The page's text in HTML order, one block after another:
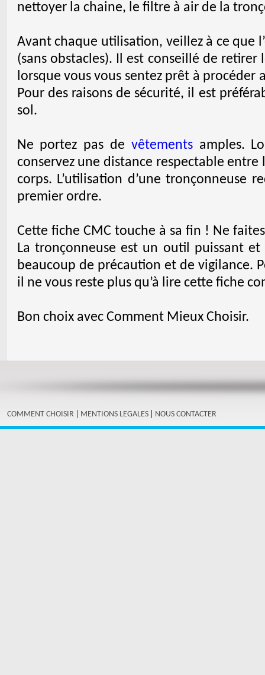
nettoyer la chaine, le filtre à air de la
Avant chaque utilisation, veillez à ce que
(sans obstacles). Il est conseillé de
lorsque vous vous sentez prêt à procéder
Pour des raisons de sécurité, il est
sol.
Ne portez pas de vêtementsamples.
conservez une distance respectable
corps. L’utilisation d’une tronçonneuse
premier ordre.
Cette fiche CMC touche à sa fin ! Ne
La tronçonneuse est un outil puissant
beaucoup de précaution et de vigilance.
il ne vous reste plus qu’à lire cette fiche
Bon choix avec Comment Mieux Choisir.
COMMENT CHOISIR | MENTIONS LEGALES | NOUS CONTACTER